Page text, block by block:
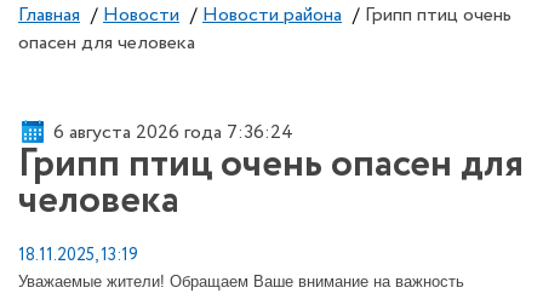
Главная / Новости / Новости района / Грипп птиц очень
опасен для человека
6 августа 2026 года 7:36:24
Грипп птиц очень опасен для
человека
18.11.2025, 13:19
Уважаемые жители! Обращаем Ваше внимание на важность